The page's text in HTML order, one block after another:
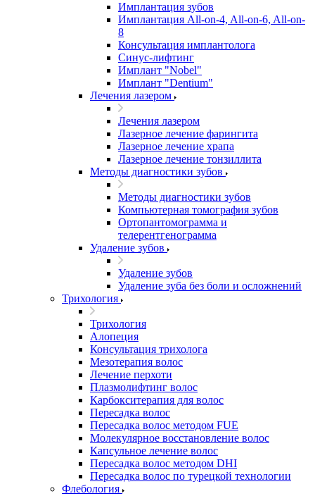
Имплантация зубов
Имплантация All-on-4, All-on-6, All-on-
8
Консультация имплантолога
Синус-лифтинг
Имплант "Nobel"
Имплант "Dentium"
Лечения лазером
Лечения лазером
Лазерное лечение фарингита
Лазерное лечение храпа
Лазерное лечение тонзиллита
Методы диагностики зубов
Методы диагностики зубов
Компьютерная томография зубов
Ортопантомограмма и
телерентгенограмма
Удаление зубов
Удаление зубов
Удаление зуба без боли и осложнений
Трихология
Трихология
Алопеция
Консультация трихолога
Мезотерапия волос
Лечение перхоти
Плазмолифтинг волос
Карбокситерапия для волос
Пересадка волос
Пересадка волос методом FUE
Молекулярное восстановление волос
Капсульное лечение волос
Пересадка волос методом DHI
Пересадка волос по турецкой технологии
Флебология